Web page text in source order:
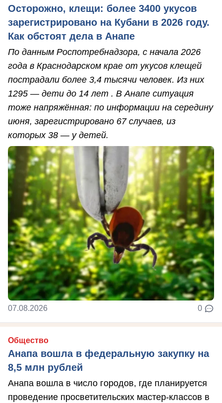
Осторожно, клещи: более 3400 укусов
зарегистрировано на Кубани в 2026 году.
Как обстоят дела в Анапе
По данным Роспотребнадзора, с начала 2026
года в Краснодарском крае от укусов клещей
пострадали более 3,4 тысячи человек. Из них
1295 — дети до 14 лет . В Анапе ситуация
тоже напряжённая: по информации на середину
июня, зарегистрировано 67 случаев, из
которых 38 — у детей.
07.08.2026 0
Общество
Анапа вошла в федеральную закупку на
8,5 млн рублей
Анапа вошла в число городов, где планируется
проведение просветительских мастер-классов в